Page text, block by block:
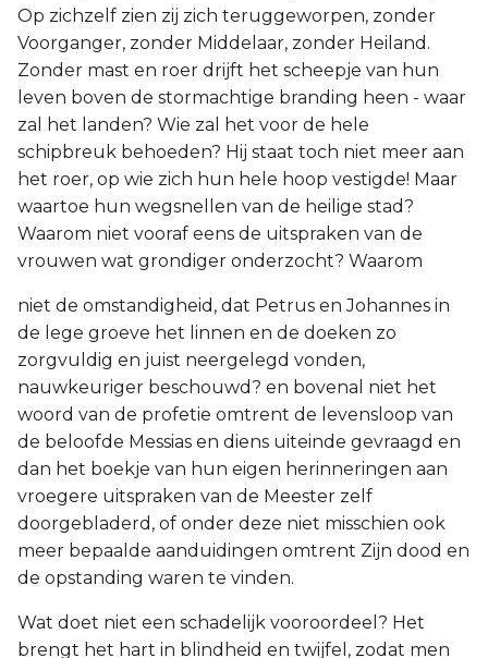
Op zichzelf zien zij zich teruggeworpen, zonder
Voorganger, zonder Middelaar, zonder Heiland.
Zonder mast en roer drijft het scheepje van hun
leven boven de stormachtige branding heen - waar
zal het landen? Wie zal het voor de hele
schipbreuk behoeden? Hij staat toch niet meer aan
het roer, op wie zich hun hele hoop vestigde! Maar
waartoe hun wegsnellen van de heilige stad?
Waarom niet vooraf eens de uitspraken van de
vrouwen wat grondiger onderzocht? Waarom
niet de omstandigheid, dat Petrus en Johannes in
de lege groeve het linnen en de doeken zo
zorgvuldig en juist neergelegd vonden,
nauwkeuriger beschouwd? en bovenal niet het
woord van de profetie omtrent de levensloop van
de beloofde Messias en diens uiteinde gevraagd en
dan het boekje van hun eigen herinneringen aan
vroegere uitspraken van de Meester zelf
doorgebladerd, of onder deze niet misschien ook
meer bepaalde aanduidingen omtrent Zijn dood en
de opstanding waren te vinden.
Wat doet niet een schadelijk vooroordeel? Het
brengt het hart in blindheid en twijfel, zodat men